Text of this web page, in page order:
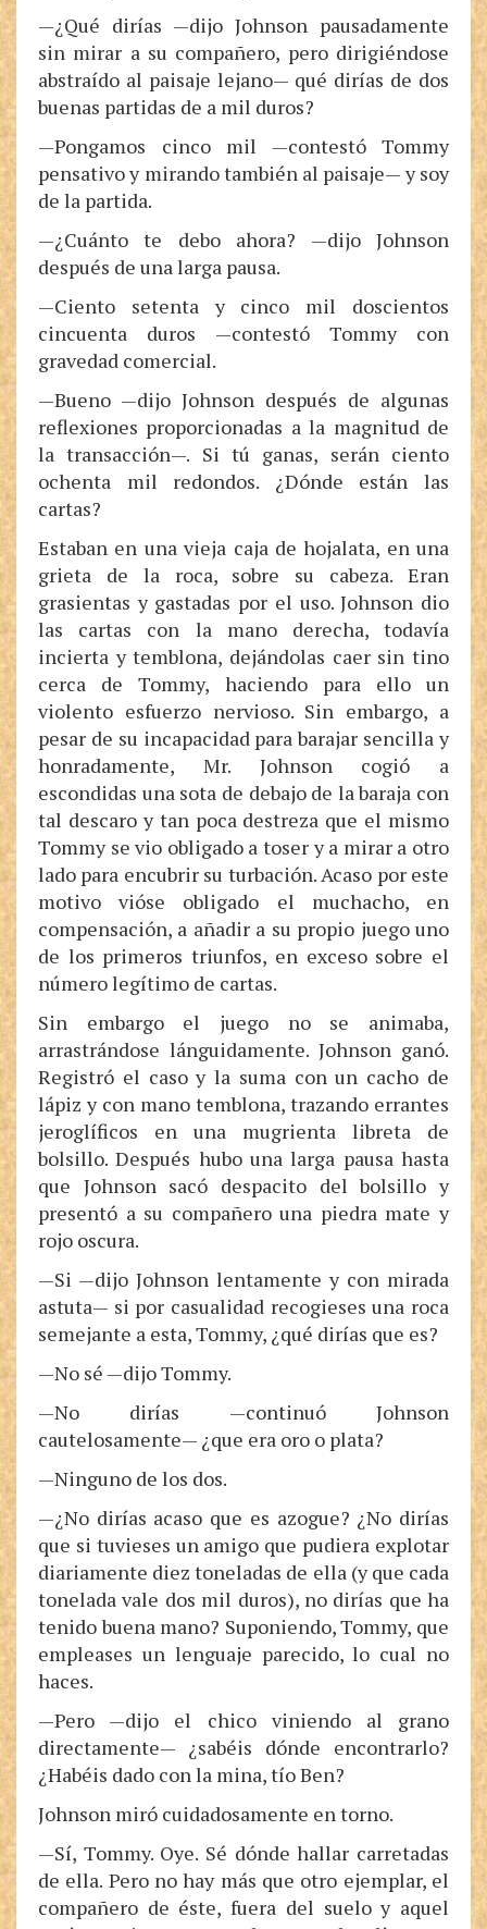
—¿Qué dirías —dijo Johnson pausadamente
sin mirar a su compañero, pero dirigiéndose
abstraído al paisaje lejano— qué dirías de dos
buenas partidas de a mil duros?
—Pongamos cinco mil —contestó Tommy
pensativo y mirando también al paisaje— y soy
de la partida.
—¿Cuánto te debo ahora? —dijo Johnson
después de una larga pausa.
—Ciento setenta y cinco mil doscientos
cincuenta duros —contestó Tommy con
gravedad comercial.
—Bueno —dijo Johnson después de algunas
reflexiones proporcionadas a la magnitud de
la transacción—. Si tú ganas, serán ciento
ochenta mil redondos. ¿Dónde están las
cartas?
Estaban en una vieja caja de hojalata, en una
grieta de la roca, sobre su cabeza. Eran
grasientas y gastadas por el uso. Johnson dio
las cartas con la mano derecha, todavía
incierta y temblona, dejándolas caer sin tino
cerca de Tommy, haciendo para ello un
violento esfuerzo nervioso. Sin embargo, a
pesar de su incapacidad para barajar sencilla y
honradamente, Mr. Johnson cogió a
escondidas una sota de debajo de la baraja con
tal descaro y tan poca destreza que el mismo
Tommy se vio obligado a toser y a mirar a otro
lado para encubrir su turbación. Acaso por este
motivo vióse obligado el muchacho, en
compensación, a añadir a su propio juego uno
de los primeros triunfos, en exceso sobre el
número legítimo de cartas.
Sin embargo el juego no se animaba,
arrastrándose lánguidamente. Johnson ganó.
Registró el caso y la suma con un cacho de
lápiz y con mano temblona, trazando errantes
jeroglíficos en una mugrienta libreta de
bolsillo. Después hubo una larga pausa hasta
que Johnson sacó despacito del bolsillo y
presentó a su compañero una piedra mate y
rojo oscura.
—Si —dijo Johnson lentamente y con mirada
astuta— si por casualidad recogieses una roca
semejante a esta, Tommy, ¿qué dirías que es?
—No sé —dijo Tommy.
—No dirías —continuó Johnson
cautelosamente— ¿que era oro o plata?
—Ninguno de los dos.
—¿No dirías acaso que es azogue? ¿No dirías
que si tuvieses un amigo que pudiera explotar
diariamente diez toneladas de ella (y que cada
tonelada vale dos mil duros), no dirías que ha
tenido buena mano? Suponiendo, Tommy, que
empleases un lenguaje parecido, lo cual no
haces.
—Pero —dijo el chico viniendo al grano
directamente— ¿sabéis dónde encontrarlo?
¿Habéis dado con la mina, tío Ben?
Johnson miró cuidadosamente en torno.
—Sí, Tommy. Oye. Sé dónde hallar carretadas
de ella. Pero no hay más que otro ejemplar, el
compañero de éste, fuera del suelo y aquel